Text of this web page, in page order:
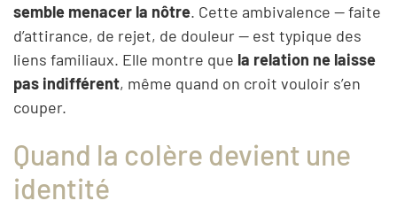
semble menacer la nôtre. Cette ambivalence — faite
d’attirance, de rejet, de douleur — est typique des
liens familiaux. Elle montre que la relation ne laisse
pas indifférent, même quand on croit vouloir s’en
couper.
Quand la colère devient une
identité